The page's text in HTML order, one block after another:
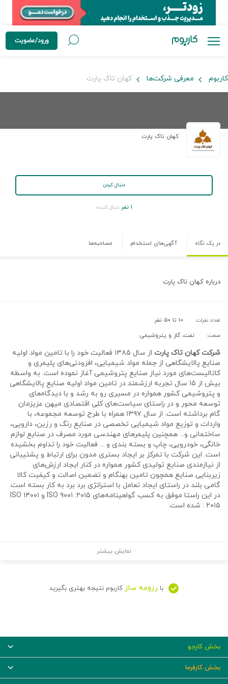
ورود/عضویت
کاربوم معرفی شرکت‌ها کهان تاک پارت
کهان تاک پارت
دنبال کردن
۱ نفر دنبال کننده
در یک نگاه آگهی‌های استخدام مصاحبه‌ها
درباره کهان تاک پارت
تعداد نفرات: ۱۰ تا ۵۰ نفر
صنعت: نفت، گاز و پتروشیمی
شرکت کهان تاک پارت
از سال ۱۳۸۵ فعالیت خود را با تامین مواد اولیه
صنایع پالایشگاهی از جمله مواد شیمیایی، افزودنی‌های پلیمری و
کاتالیست‌های مورد نیاز صنایع پتروشیمی آغاز نموده است. به واسطه
بیش از ۱۵ سال تجربه ارزشمند در تامین مواد اولیه صنایع پالایشگاهی
و پتروشیمی کشور همواره در مسیری رو به رشد و با دیدگاه‌های
توسعه محور و در راستای سیاست‌های کلی اقتصادی میهن عزیزمان
گام برداشته است. از سال ۱۳۹۷ همراه با طرح توسعه مجموعه، با
واردات و توزیع مواد شیمیایی تخصصی در صنایع رنگ و رزین، دارویی،
ساختمانی و... همچنین پلیمرهای مهندسی مورد مصرف در صنایع لوازم
خانگی، خودرویی، چاپ و بسته بندی و ... فعالیت خود را تداوم بخشیده
است. این شرکت با تمرکز بر ایجاد بستری مدون برای ارتباط و پشتیبانی
از نیازمندی صنایع تولیدی کشور همواره در کنار ایجاد ارزش‌های
زیربنایی صنایع همچون تامین بهنگام و تضمین اصالت و کیفیت کالا
گامی بلند در راستای ایجاد تعامل با استراتژی برد برد به کار بسته است.
در این راستا موفق به کسب گواهینامه‌های ISO ۹۰۰۱ :۲۰۱۵ و ISO ۱۴۰۰۱
: ۲۰۱۵ شده است.
نمایش بیشتر
با رزومه ساز کاربوم نتیجه بهتری بگیرید
بخش کارجو
بخش کارفرما